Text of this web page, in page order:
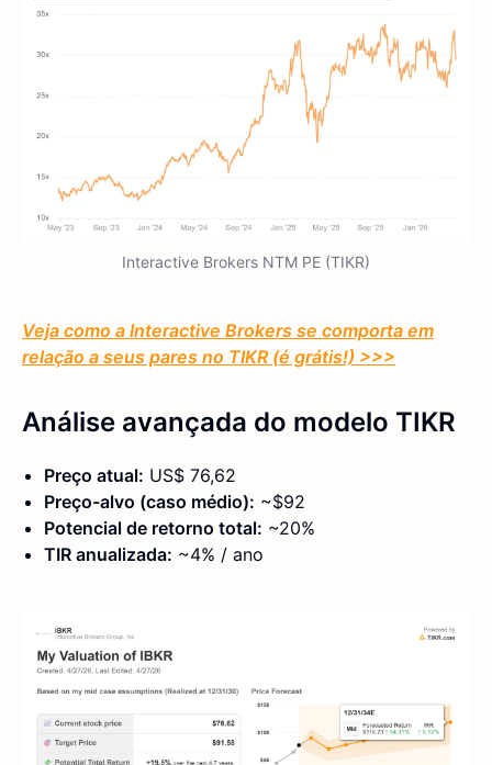
Interactive Brokers NTM PE (TIKR)
Veja como a Interactive Brokers se comporta em
relação a seus pares no TIKR (é grátis!) >>>
Análise avançada do modelo TIKR
Preço atual: US$ 76,62
Preço-alvo (caso médio): ~$92
Potencial de retorno total: ~20%
TIR anualizada: ~4% / ano